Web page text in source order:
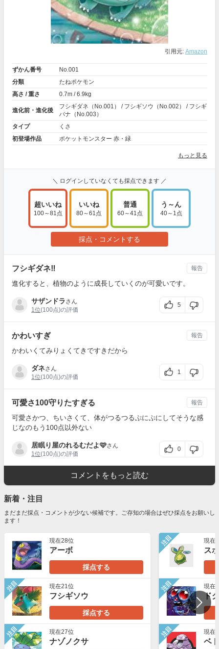
引用元: Amazon
ずかん番号
No.001
分類
たねポケモン
高さ / 重さ
0.7m / 6.9kg
進化前・進化後
フシギダネ（No.001） / フシギソウ（No.002） / フシギ
バナ（No.003）
タイプ
くさ
初登場作品
ポケットモンスター 赤・緑
もっと見る
＼ ログインしていなくても採点できます ／
超いいね
100～81点
いいね
80～61点
普通
60～41点
う～ん
40～1点
採点・コメントする
フシギダネ‼︎
進化すると、植物のように成長していくのが可愛いです。
サザンドラ さん
1位(100点)の評価
5
報告
かわいすぎ
かわいくてみりょくてきですきだから
ダネさん
1位(100点)の評価
1
報告
可愛さ100守りたすぎる
可愛さかつ、ちいさくて、体がつるつるぷにぷにしてそうな感
じなのもう100点以外ない
居眠り屋のれるむだよ🩷さん
1位(100点)の評価
0
報告
コメントをもっと読む
新着・注目
まだまだ採点・コメントが少ない候補です。ご存知の場合はぜひ採点をお願いし
ます！
現在28位
アーボ
採点する
注目 現在21位
フシギソウ
採点する
注目 現在27位
ナゾノクサ
注目 現在
ス
注目 現在
ド
注目 現在
ベ